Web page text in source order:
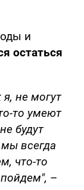
и
остаться
не могут
то умеют
будут
всегда
что-то
–